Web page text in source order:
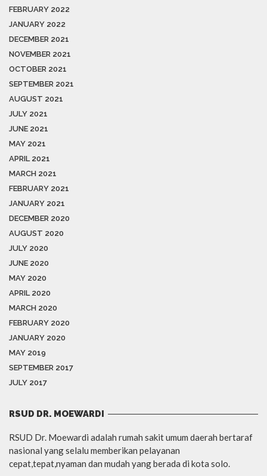
FEBRUARY 2022
JANUARY 2022
DECEMBER 2021
NOVEMBER 2021
OCTOBER 2021
SEPTEMBER 2021
AUGUST 2021
JULY 2021
JUNE 2021
MAY 2021
APRIL 2021
MARCH 2021
FEBRUARY 2021
JANUARY 2021
DECEMBER 2020
AUGUST 2020
JULY 2020
JUNE 2020
MAY 2020
APRIL 2020
MARCH 2020
FEBRUARY 2020
JANUARY 2020
MAY 2019
SEPTEMBER 2017
JULY 2017
RSUD DR. MOEWARDI
RSUD Dr. Moewardi adalah rumah sakit umum daerah bertaraf
nasional yang selalu memberikan pelayanan
cepat,tepat,nyaman dan mudah yang berada di kota solo.